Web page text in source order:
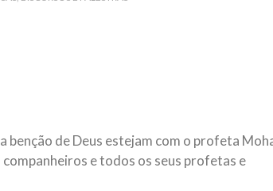
Hejrita. Desejamos a
data em que
Ábidin” (Formosura
Centro
Relações
Na noite da quinta-
sede, em São Paulo,
do Irã, Sr. Kamal
benção de Deus estejam com o profeta
companheiros e todos os seus profetas e